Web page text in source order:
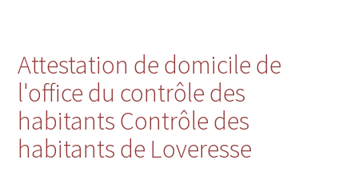
Attestation de domicile de
l'office du contrôle des
habitants Contrôle des
habitants de Loveresse